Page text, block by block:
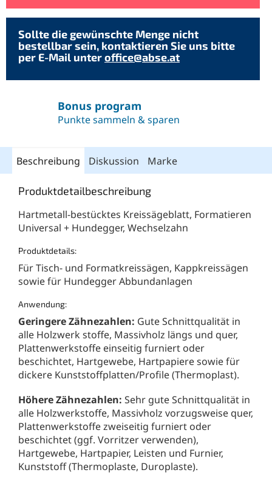
Sollte die gewünschte Menge nicht
bestellbar sein, kontaktieren Sie uns bitte
per E-Mail unteroffice@abse.at
Bonus program
Punkte sammeln & sparen
Beschreibung Diskussion Marke
Produktdetailbeschreibung
Hartmetall-bestücktes Kreissägeblatt, Formatieren
Universal + Hundegger, Wechselzahn
Produktdetails:
Für Tisch- und Formatkreissägen, Kappkreissägen
sowie für Hundegger Abbundanlagen
Anwendung:
Geringere Zähnezahlen: Gute Schnittqualität in
alle Holzwerk stoffe, Massivholz längs und quer,
Plattenwerkstoffe einseitig furniert oder
beschichtet, Hartgewebe, Hartpapiere sowie für
dickere Kunststoffplatten/Profile (Thermoplast).
Höhere Zähnezahlen: Sehr gute Schnittqualität in
alle Holzwerkstoffe, Massivholz vorzugsweise quer,
Plattenwerkstoffe zweiseitig furniert oder
beschichtet (ggf. Vorritzer verwenden),
Hartgewebe, Hartpapier, Leisten und Furnier,
Kunststoff (Thermoplaste, Duroplaste).